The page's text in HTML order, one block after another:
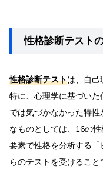
性格診断テスト
性格診断テストは、自己
特に、心理学に基づい
では気づかなかった特
なものとしては、16の
要素で性格を分析する
らのテストを受けるこ